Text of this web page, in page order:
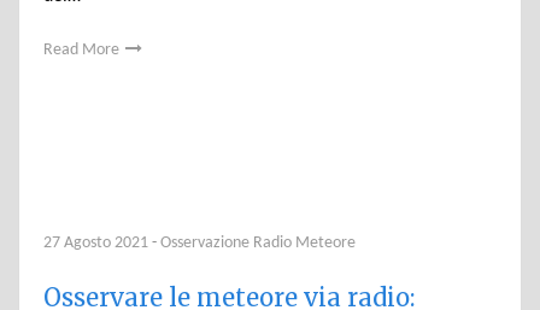
Read More
27 Agosto 2021 - Osservazione Radio Meteore
Osservare le meteore via radio: